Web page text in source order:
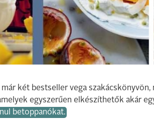
két bestseller vega
egyszerűen elkészíthetők akár
betoppanókat.